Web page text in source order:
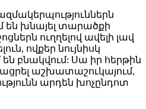
են խնայել տարածքի
ուղղելով ավելի լավ
ովքեր նույնիսկ
բնակվում: Սա իր հերթին
աշխատաշուկայում,
արդեն խոչընդոտ